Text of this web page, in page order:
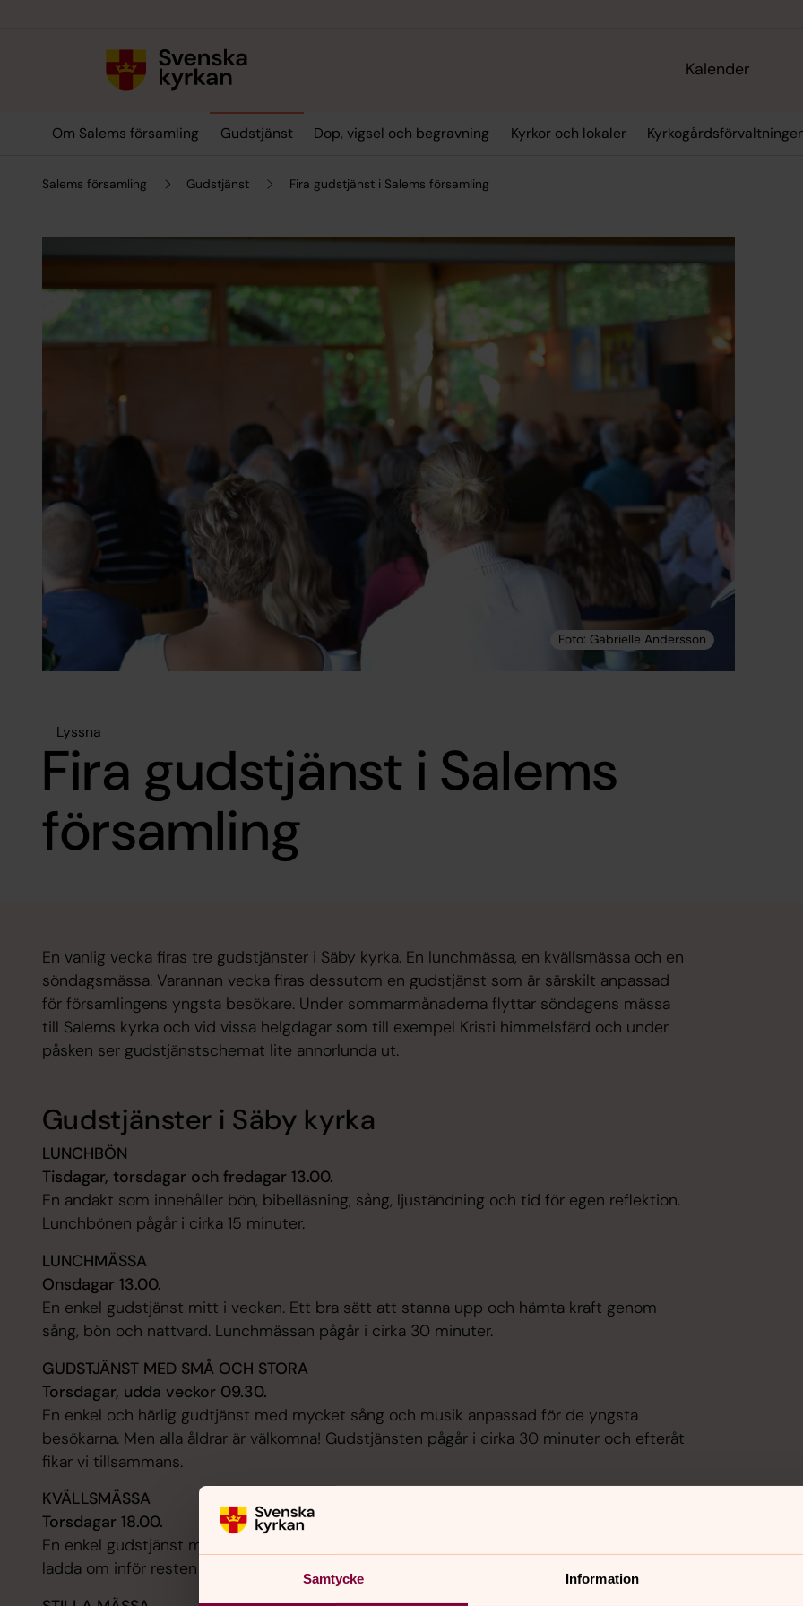
Samtycke Information
Kalender
Om Salems församling Gudstjänst Dop, vigsel och begravning Kyrkor och lokaler
Salems församling Gudstjänst Fira gudstjänst i Salems församling
Lyssna
Fira gudstjänst i Salems
församling
En vanlig vecka firas tre gudstjänster i Säby kyrka. En lunchmässa, en kvällsmässa och en
söndagsmässa. Varannan vecka firas dessutom en gudstjänst som är särskilt anpassad
för församlingens yngsta besökare. Under sommarmånaderna flyttar söndagens mässa
till Salems kyrka och vid vissa helgdagar som till exempel Kristi himmelsfärd och under
påsken ser gudstjänstschemat lite annorlunda ut.
Gudstjänster i Säby kyrka
LUNCHBÖN
Tisdagar, torsdagar och fredagar 13.00.
En andakt som innehåller bön, bibelläsning, sång, ljuständning och tid för egen reflektion.
Lunchbönen pågår i cirka 15 minuter.
LUNCHMÄSSA
Onsdagar 13.00.
En enkel gudstjänst mitt i veckan. Ett bra sätt att stanna upp och hämta kraft genom
sång, bön och nattvard. Lunchmässan pågår i cirka 30 minuter.
GUDSTJÄNST MED SMÅ OCH STORA
Torsdagar, udda veckor 09.30.
En enkel och härlig gudtjänst med mycket sång och musik anpassad för de yngsta
besökarna. Men alla åldrar är välkomna! Gudstjänsten pågår i cirka 30 minuter och efteråt
fikar vi tillsammans.
KVÄLLSMÄSSA
Torsdagar 18.00.
En enkel gudstjänst med nattvard där du får möjlighet att lämna över det du bär på och
ladda om inför resten av veckan . Kvällsmässan pågår i cirka 30–40 minuter.